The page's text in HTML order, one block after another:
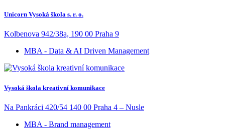
Unicorn Vysoká škola s. r. o.
Kolbenova 942/38a, 190 00 Praha 9
MBA - Data & AI Driven Management
Vysoká škola kreativní komunikace
Na Pankráci 420/54 140 00 Praha 4 – Nusle
MBA - Brand management